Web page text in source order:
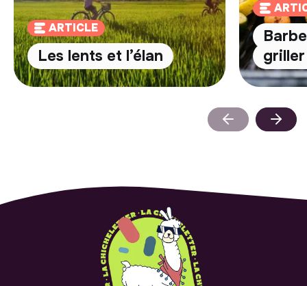
ARTICLE
Les lents et l’élan